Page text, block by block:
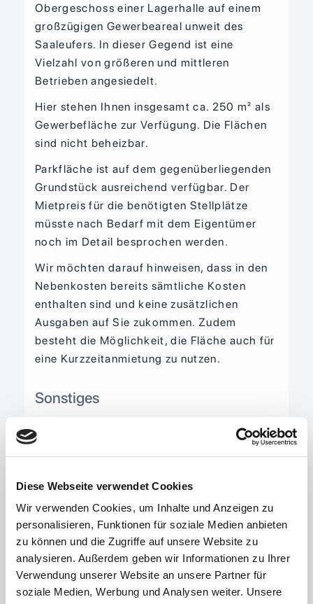
Diese Webseite verwendet Cookies
Wir verwenden Cookies, um Inhalte und Anzeigen zu
personalisieren, Funktionen für soziale Medien anbieten
zu können und die Zugriffe auf unsere Website zu
analysieren. Außerdem geben wir Informationen zu Ihrer
Verwendung unserer Website an unsere Partner für
soziale Medien, Werbung und Analysen weiter. Unsere
Obergeschoss einer Lagerhalle auf einem
großzügigen Gewerbeareal unweit des
Saaleufers. In dieser Gegend ist eine
Vielzahl von größeren und mittleren
Betrieben angesiedelt.
Hier stehen Ihnen insgesamt ca. 250 m² als
Gewerbefläche zur Verfügung. Die Flächen
sind nicht beheizbar.
Parkfläche ist auf dem gegenüberliegenden
Grundstück ausreichend verfügbar. Der
Mietpreis für die benötigten Stellplätze
müsste nach Bedarf mit dem Eigentümer
noch im Detail besprochen werden.
Wir möchten darauf hinweisen, dass in den
Nebenkosten bereits sämtliche Kosten
enthalten sind und keine zusätzlichen
Ausgaben auf Sie zukommen. Zudem
besteht die Möglichkeit, die Fläche auch für
eine Kurzzeitanmietung zu nutzen.
Sonstiges
dass alle Angaben und Preise sowie
Reservierungen unverbindlich sind und
Rechtsanspruch auf einen Kauf- oder
Mietvertrag kommt erst durch
Gegenzeichnung desselbigen durch den
Eigentümer zustande.
Alle objektbezogenen Angaben im Exposé